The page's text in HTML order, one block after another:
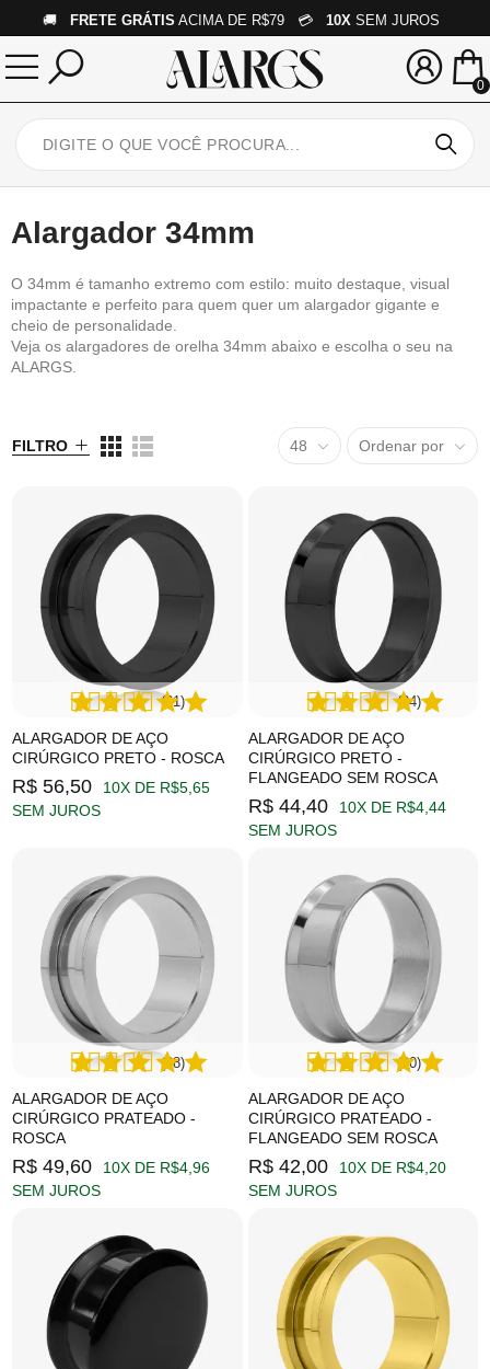
🚚 FRETE GRÁTIS ACIMA DE R$79 💳 10X SEM JUROS
0
Alargador 34mm
O 34mm é tamanho extremo com estilo: muito destaque, visual
impactante e perfeito para quem quer um alargador gigante e
cheio de personalidade.
Veja os alargadores de orelha 34mm abaixo e escolha o seu na
ALARGS.
FILTRO 48 Ordenar por
ALARGADOR DE AÇO
CIRÚRGICO PRETO - ROSCA
(61)
R$ 56,50
10X DE R$5,65
SEM JUROS
ALARGADOR DE AÇO
CIRÚRGICO PRETO -
FLANGEADO SEM ROSCA
(24)
R$ 44,40
10X DE R$4,44
SEM JUROS
ALARGADOR DE AÇO
CIRÚRGICO PRATEADO -
ROSCA
(28)
R$ 49,60
10X DE R$4,96
SEM JUROS
ALARGADOR DE AÇO
CIRÚRGICO PRATEADO -
FLANGEADO SEM ROSCA
(20)
R$ 42,00
10X DE R$4,20
SEM JUROS